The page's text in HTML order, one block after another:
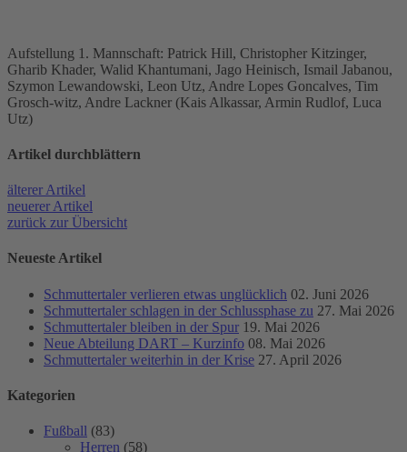
Aufstellung 1. Mannschaft: Patrick Hill, Christopher Kitzinger,
Gharib Khader, Walid Khantumani, Jago Heinisch, Ismail Jabanou,
Szymon Lewandowski, Leon Utz, Andre Lopes Goncalves, Tim
Grosch-witz, Andre Lackner (Kais Alkassar, Armin Rudlof, Luca
Utz)
Artikel durch­blättern
älterer Artikel
neuerer Artikel
zurück zur Übersicht
Neueste Artikel
Schmuttertaler verlieren etwas unglücklich 02. Juni 2026
Schmuttertaler schlagen in der Schlussphase zu 27. Mai 2026
Schmuttertaler bleiben in der Spur 19. Mai 2026
Neue Abteilung DART – Kurzinfo 08. Mai 2026
Schmuttertaler weiterhin in der Krise 27. April 2026
Kategorien
Fußball (83)
Herren (58)